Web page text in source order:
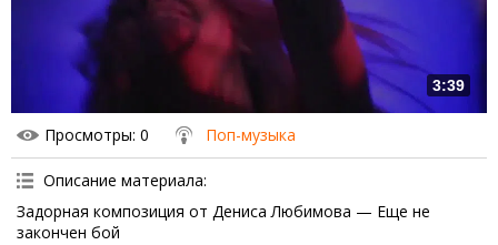
3:39
Просмотры: 0 Поп-музыка
Описание материала:
Задорная композиция от Дениса Любимова — Еще не
закончен бой